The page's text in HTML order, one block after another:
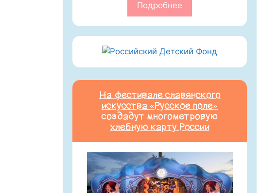
Подробнее
На фестивале славянского
искусства «Русское поле»
создадут многометровую
хлебную карту России